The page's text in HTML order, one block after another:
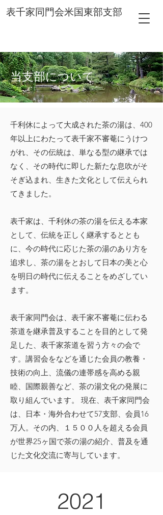
表千家同門会米国東部支部
当支部について
千利休によって大成された茶の湯は、400
年以上にわたって表千家不審菴にうけつ
がれ、その伝統は、単なる型の継承では
なく、その時代に即した新たな息吹がそ
そぎ込まれ、生きた文化として伝えられ
てきました。
表千家は、千利休の茶の湯を伝える本家
として、伝統を正しく継承するととも
に、今の時代に応じた茶の湯のあり方を
追求し、茶の湯をとおして日本の美と心
を明日の時代に伝えることをめざしてい
ます。
表千家同門会は、表千家不審菴に伝わる
茶道を継承普及することを目的として発
足した、表千家茶道を習う方々の会で
す。講習会をなどを通じた会員の教養・
技術の向上、流儀の連帯感を高める親
睦、国際親善など、茶の湯文化の発展に
取り組んでいます。 現在、表千家同門会
は、日本・海外合わせて57支部、会員16
万人。その内、１５００人を超える会員
が世界25ヶ国で茶の湯の紹介、普及を通
じた文化交流に寄与しています。
2021